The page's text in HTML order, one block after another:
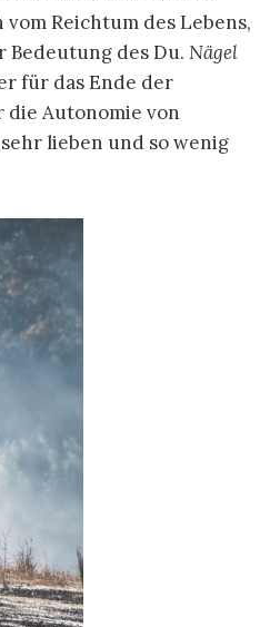
Reichtum des Lebens,
des Du. Nägel
für das Ende der
Autonomie von
lieben und so wenig